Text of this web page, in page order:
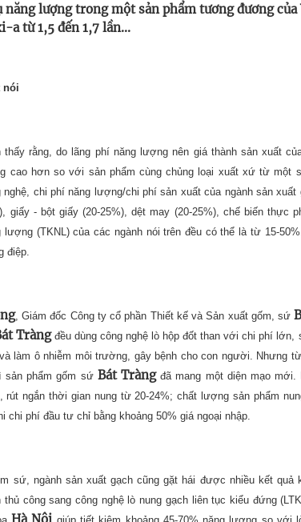
lượng trong một sản phẩm tương đương của
từ 1,5 đến 1,7 lần...
nói
thấy rằng, do lãng phí năng lượng nên giá thành sản xuất
cao hơn so với sản phẩm cùng chủng loại xuất xứ từ một
chi phí năng lượng/chi phí sản xuất của ngành sản xuất
giấy - bột giấy (20-25%), dệt may (20-25%), chế biến thực
lượng (TKNL) của các ngành nói trên đều có thể là từ 15-
điệp.
, Giám đốc Công ty cổ phần Thiết kế và Sản xuất gốm, sứ
Tràngđều dùng công nghệ lò hộp đốt than với chi phí lớn,
làm ô nhiễm môi trường, gây bệnh cho con người. Nhưng
sản phẩm gốm sứ Bát Tràngđã mang một diện mạo mới.
rút ngắn thời gian nung từ 20-24%; chất lượng sản phẩm
chi phí đầu tư chỉ bằng khoảng 50% giá ngoại nhập.
sứ, ngành sản xuất gạch cũng gặt hái được nhiều kết quả
thủ công sang công nghệ lò nung gạch liên tục kiểu đứng